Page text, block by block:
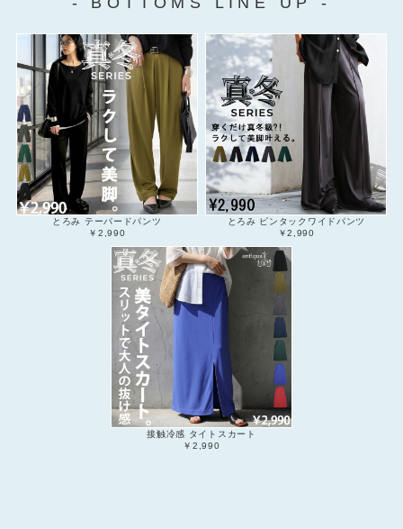
とろみ テーパードパンツ
￥2,990
とろみ ピンタックワイドパンツ
￥2,990
接触冷感 タイトスカート
￥2,990